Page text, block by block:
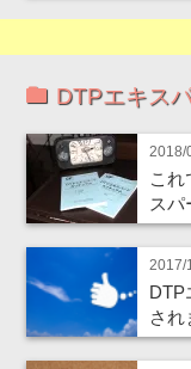
DTPエキス
2018/
これ
スパ
2017/
DTP
され